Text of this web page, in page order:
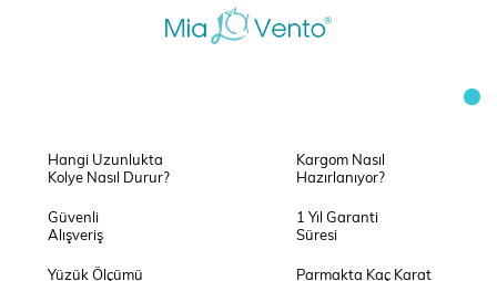
Hangi Uzunlukta
Kolye Nasıl Durur?
Kargom Nasıl
Hazırlanıyor?
Güvenli
Alışveriş
1 Yıl Garanti
Süresi
Yüzük Ölçümü
Parmakta Kaç Karat